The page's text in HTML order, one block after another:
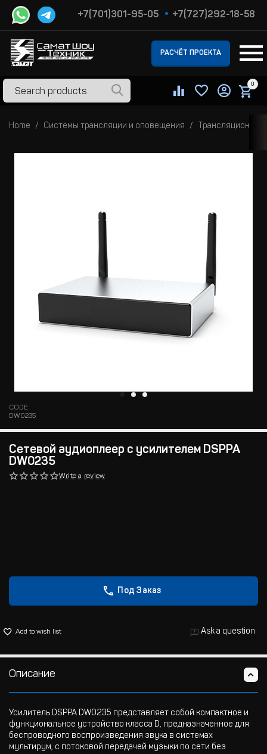
+7(701)301-95-05 +7(727)292-18-58
РАСЧЁТ ПРОЕКТА
0
Home Системы трансляции и оповещения
CODE:
DW0235
Сетевой аудиоплеер с усилителем DSPPA
DW0235
Write a review
Под Заказ
Add to wish list Ask a question
Описание
Усилитель DSPPA DW0235 представляет собой компактное и
функциональное устройство класса D, предназначенное для
беспроводного воспроизведения звука в системах
мультирум, с потоковой передачей музыки по сети без